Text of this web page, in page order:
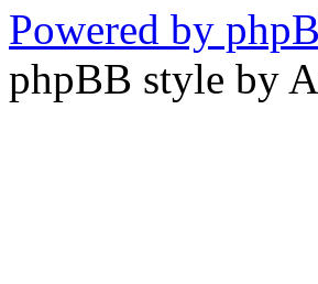
Powered by
phpBB style by